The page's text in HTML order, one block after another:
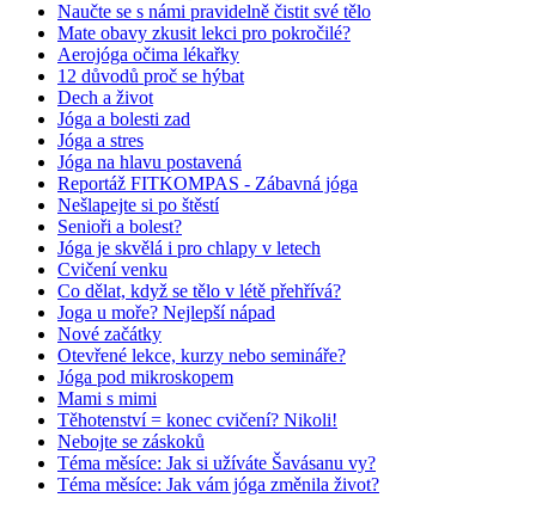
Naučte se s námi pravidelně čistit své tělo
Mate obavy zkusit lekci pro pokročilé?
Aerojóga očima lékařky
12 důvodů proč se hýbat
Dech a život
Jóga a bolesti zad
Jóga a stres
Jóga na hlavu postavená
Reportáž FITKOMPAS - Zábavná jóga
Nešlapejte si po štěstí
Senioři a bolest?
Jóga je skvělá i pro chlapy v letech
Cvičení venku
Co dělat, když se tělo v létě přehřívá?
Joga u moře? Nejlepší nápad
Nové začátky
Otevřené lekce, kurzy nebo semináře?
Jóga pod mikroskopem
Mami s mimi
Těhotenství = konec cvičení? Nikoli!
Nebojte se záskoků
Téma měsíce: Jak si užíváte Šavásanu vy?
Téma měsíce: Jak vám jóga změnila život?